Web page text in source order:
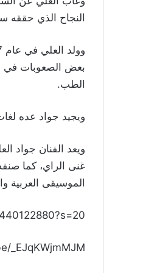
النجاح الذي حققه سابقاً. وأصدر في عام 2016
الطب.
ويجيد جواد عده
ويعد الفنان جواد
غنى الراي، كما
الموسيقى العربية
_EJqKWjmMJM